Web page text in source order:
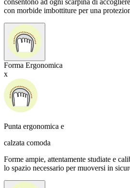
consentono ad ogni scarpina di
con morbide imbottiture per una
Forma Ergonomica
x
Punta ergonomica e
calzata comoda
Forme ampie, attentamente studiate e
lo spazio necessario per muoversi in